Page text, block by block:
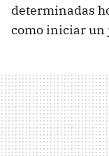
determinadas
como iniciar un